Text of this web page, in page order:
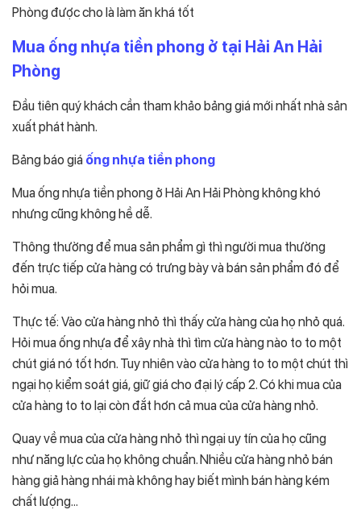
Phòng được cho là làm ăn khá tốt
Mua ống nhựa tiền phong ở tại Hải An Hải
Phòng
Đầu tiên quý khách cần tham khảo bảng giá mới nhất nhà sản
xuất phát hành.
Bảng báo giá ống nhựa tiền phong
Mua ống nhựa tiền phong ở Hải An Hải Phòng không khó
nhưng cũng không hề dễ.
Thông thường để mua sản phẩm gì thì người mua thường
đến trực tiếp cửa hàng có trưng bày và bán sản phẩm đó để
hỏi mua.
Thực tế: Vào cửa hàng nhỏ thì thấy cửa hàng của họ nhỏ quá.
Hỏi mua ống nhựa để xây nhà thì tìm cửa hàng nào to to một
chút giá nó tốt hơn. Tuy nhiên vào cửa hàng to to một chút thì
ngại họ kiểm soát giá, giữ giá cho đại lý cấp 2. Có khi mua của
cửa hàng to to lại còn đắt hơn cả mua của cửa hàng nhỏ.
Quay về mua của cửa hàng nhỏ thì ngại uy tín của họ cũng
như năng lực của họ không chuẩn. Nhiều cửa hàng nhỏ bán
hàng giả hàng nhái mà không hay biết mình bán hàng kém
chất lượng…